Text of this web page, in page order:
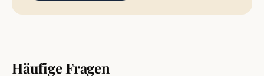
Häufige Fragen